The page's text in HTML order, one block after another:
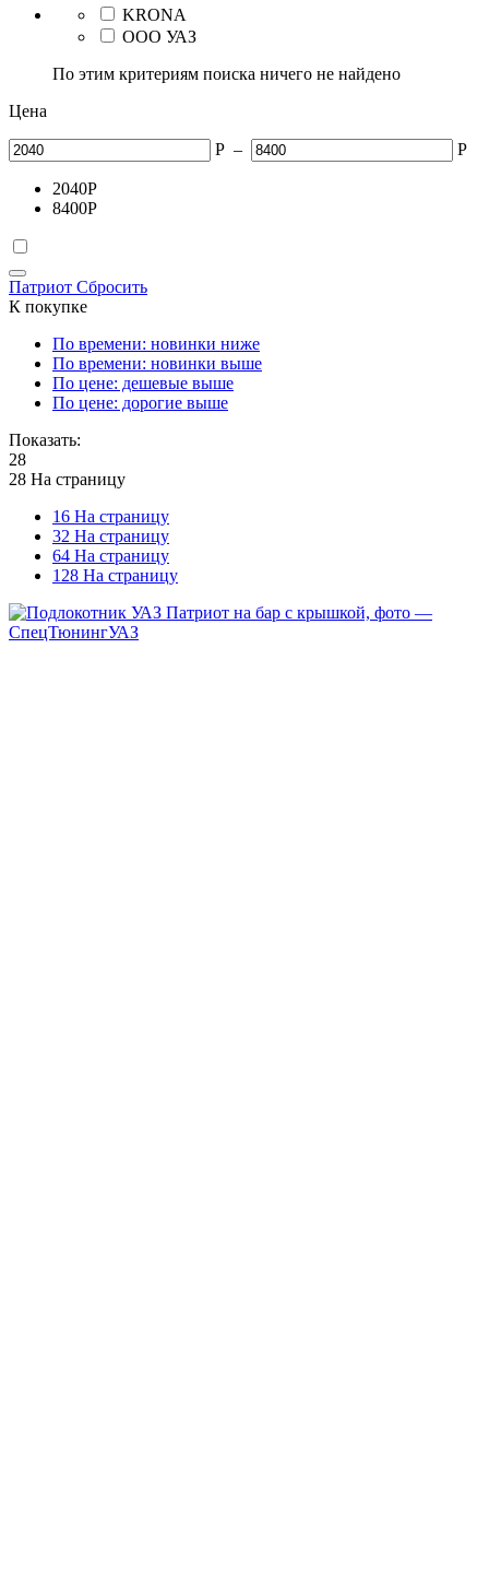
KRONA
ООО УАЗ
По этим критериям поиска ничего не найдено
Цена
Р – Р
2040Р
8400Р
Патриот Сбросить
К покупке
По времени: новинки ниже
По времени: новинки выше
По цене: дешевые выше
По цене: дорогие выше
Показать:
28
28 На страницу
16 На страницу
32 На страницу
64 На страницу
128 На страницу